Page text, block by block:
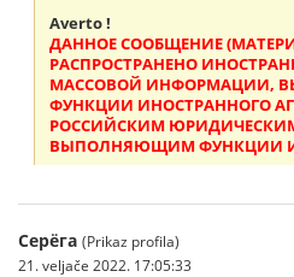
Averto !
ДАННОЕ СООБЩЕНИЕ
РАСПРОСТРАНЕНО
МАССОВОЙ ИНФОРМАЦИИ,
ФУНКЦИИ ИНОСТРАННОГО
РОССИЙСКИМ
ВЫПОЛНЯЮЩИМ ФУНКЦИИ
Серёга (Prikaz profila)
21. veljače 2022. 17:05:33